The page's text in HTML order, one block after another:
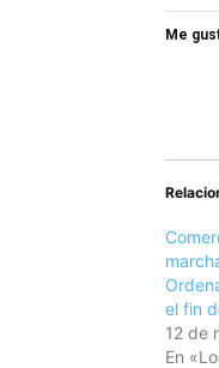
Me
el fin
12 de
En